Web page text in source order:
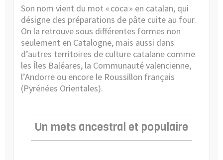
Son nom vient du mot « coca » en catalan, qui
désigne des préparations de pâte cuite au four.
On la retrouve sous différentes formes non
seulement en Catalogne, mais aussi dans
d’autres territoires de culture catalane comme
les Îles Baléares, la Communauté valencienne,
l’Andorre ou encore le Roussillon français
(Pyrénées Orientales).
Un mets ancestral et populaire